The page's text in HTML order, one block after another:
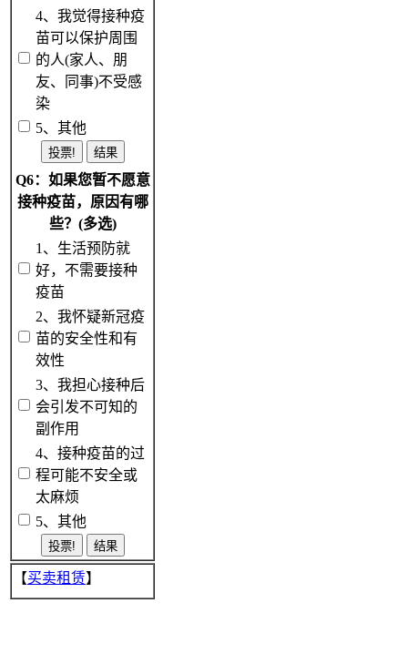
4、我觉得接种疫
苗可以保护周围
的人(家人、朋
友、同事)不受感
染
5、其他
Q6：如果您暂不愿意
接种疫苗，原因有哪
些？(多选)
1、生活预防就
好，不需要接种
疫苗
2、我怀疑新冠疫
苗的安全性和有
效性
3、我担心接种后
会引发不可知的
副作用
4、接种疫苗的过
程可能不安全或
太麻烦
5、其他
【买卖租赁】